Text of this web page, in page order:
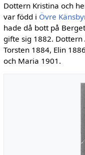
Dottern Kristina och
var född i Övre
hade då bott på
gifte sig 1882.
Torsten 1884, Elin
och Maria 1901.